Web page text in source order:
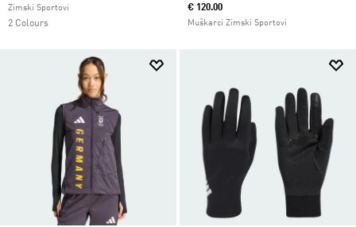
Zimski Sportovi
2 Colours
€ 120.00
Muškarci Zimski Sportovi